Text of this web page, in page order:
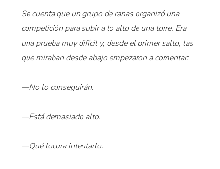
Se cuenta que un grupo de ranas organizó una
competición para subir a lo alto de una torre. Era
una prueba muy difícil y, desde el primer salto, las
que miraban desde abajo empezaron a comentar:
—No lo conseguirán.
—Está demasiado alto.
—Qué locura intentarlo.